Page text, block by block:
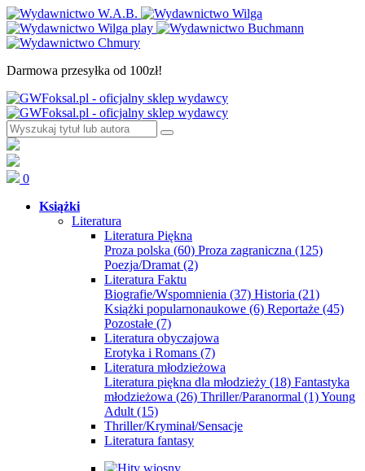
Darmowa przesyłka od 100zł!
0
Książki
Literatura
Literatura Piękna
Proza polska (60) Proza zagraniczna (125)
Poezja/Dramat (2)
Literatura Faktu
Biografie/Wspomnienia (37) Historia (21)
Książki popularnonaukowe (6) Reportaże (45)
Pozostałe (7)
Literatura obyczajowa
Erotyka i Romans (7)
Literatura młodzieżowa
Literatura piękna dla młodzieży (18) Fantastyka
młodzieżowa (26) Thriller/Paranormal (1)Young
Adult (15)
Thriller/Kryminał/Sensacje
Literatura fantasy